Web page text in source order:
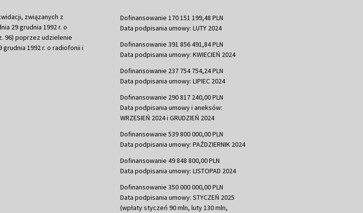
związanych z
29 grudnia 1992 r. o
96) poprzez udzielenie
1992 r. o radiofonii i
Dofinansowanie 170 151 199,48 PLN
Data podpisania umowy: LUTY 2024
Dofinansowanie 391 856 491,84 PLN
Data podpisania umowy: KWIECIEŃ 2024
Dofinansowanie 237 754 754,24 PLN
Data podpisania umowy: LIPIEC 2024
Dofinansowanie 290 817 240,00 PLN
Data podpisania umowy i aneksów:
WRZESIEŃ 2024 i GRUDZIEŃ 2024
Dofinansowanie 539 800 000,00 PLN
Data podpisania umowy: PAŹDZIERNIK 2024
Dofinansowanie 49 848 800,00 PLN
Data podpisania umowy: LISTOPAD 2024
Dofinansowanie 350 000 000,00 PLN
Data podpisania umowy: STYCZEŃ 2025
(wpłaty styczeń 90 mln, luty 130 mln,